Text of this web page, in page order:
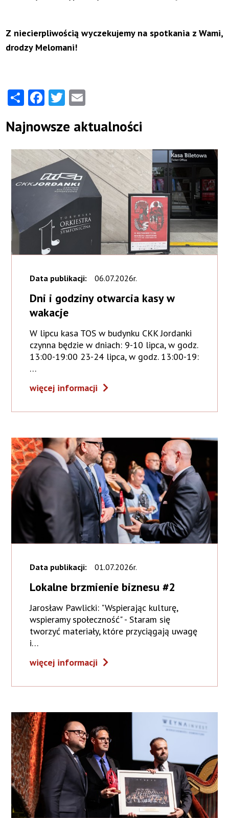
Z niecierpliwością wyczekujemy na spotkania z Wami,
drodzy Melomani!
ShareFacebook
Twitter
Najnowsze aktualności
Data publikacji: 06.07.2026r.
Dni i godziny otwarcia kasy w
wakacje
W lipcu kasa TOS w budynku CKK Jordanki
czynna będzie w dniach: 9-10 lipca, w godz.
13:00-19:00 23-24 lipca, w godz. 13:00-19:
…
więcej informacji
Data publikacji: 01.07.2026r.
Lokalne brzmienie biznesu #2
Jarosław Pawlicki: "Wspierając kulturę,
wspieramy społeczność" - Staram się
tworzyć materiały, które przyciągają uwagę
i…
więcej informacji